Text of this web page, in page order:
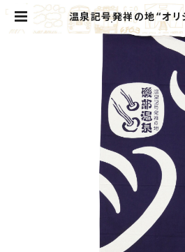
温泉記号発祥の地“オリ
い”（紺） | ANNAKA
T